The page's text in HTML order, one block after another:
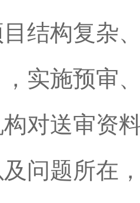
结构复杂
实施预审
对送审资
问题所在